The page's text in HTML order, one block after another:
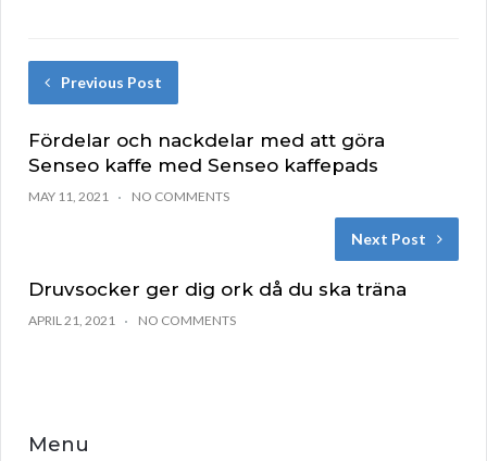
Previous Post
Fördelar och nackdelar med att göra
Senseo kaffe med Senseo kaffepads
MAY 11, 2021 NO COMMENTS
Next Post
Druvsocker ger dig ork då du ska träna
APRIL 21, 2021 NO COMMENTS
Menu